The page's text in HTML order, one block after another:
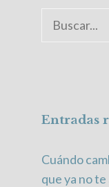
Buscar:
Entradas
Cuándo
que ya no